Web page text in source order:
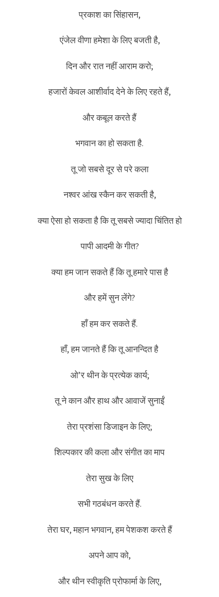
प्रकाश का सिंहासन,
एंजेल वीणा हमेशा के लिए बजती है,
दिन और रात नहीं आराम करो;
हजारों केवल आशीर्वाद देने के लिए रहते हैं,
और कबूल करते हैं
भगवान का हो सकता है.
तू जो सबसे दूर से परे कला
नश्वर आंख स्कैन कर सकती है,
क्या ऐसा हो सकता है कि तू सबसे ज्यादा चिंतित हो
पापी आदमी के गीत?
क्या हम जान सकते हैं कि तू हमारे पास है
और हमें सुन लेंगे?
हाँ हम कर सकते हैं.
हाँ, हम जानते हैं कि तू आनन्दित है
ओ’र थीन के प्रत्येक कार्य;
तू ने कान और हाथ और आवाजें सुनाईं
तेरा प्रशंसा डिजाइन के लिए;
शिल्पकार की कला और संगीत का माप
तेरा सुख के लिए
सभी गठबंधन करते हैं.
तेरा घर, महान भगवान, हम पेशकश करते हैं
अपने आप को,
और थीन स्वीकृति प्रोफार्मा के लिए,